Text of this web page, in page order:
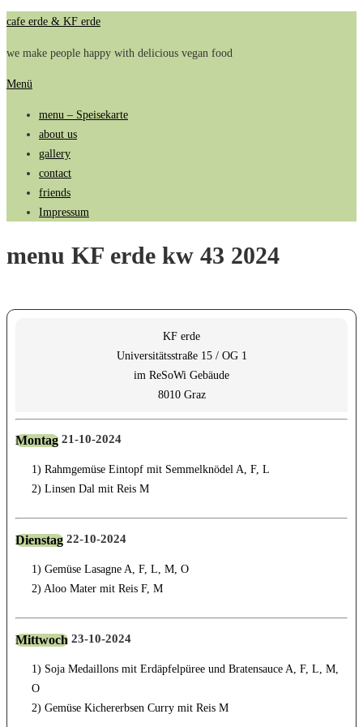
Zum
springen
cafe erde & KF erde
we make people happy with delicious vegan food
Menü
menu – Speisekarte
about us
gallery
contact
friends
Impressum
menu KF erde kw 43 2024
KF erde
Universitätsstraße 15 / OG 1
im ReSoWi Gebäude
8010 Graz
Montag 21-10-2024
1) Rahmgemüse Eintopf mit Semmelknödel A, F, L
2) Linsen Dal mit Reis M
Dienstag 22-10-2024
1) Gemüse Lasagne A, F, L, M, O
2) Aloo Mater mit Reis F, M
Mittwoch 23-10-2024
1) Soja Medaillons mit Erdäpfelpüree und Bratensauce A, F, L, M,
O
2) Gemüse Kichererbsen Curry mit Reis M